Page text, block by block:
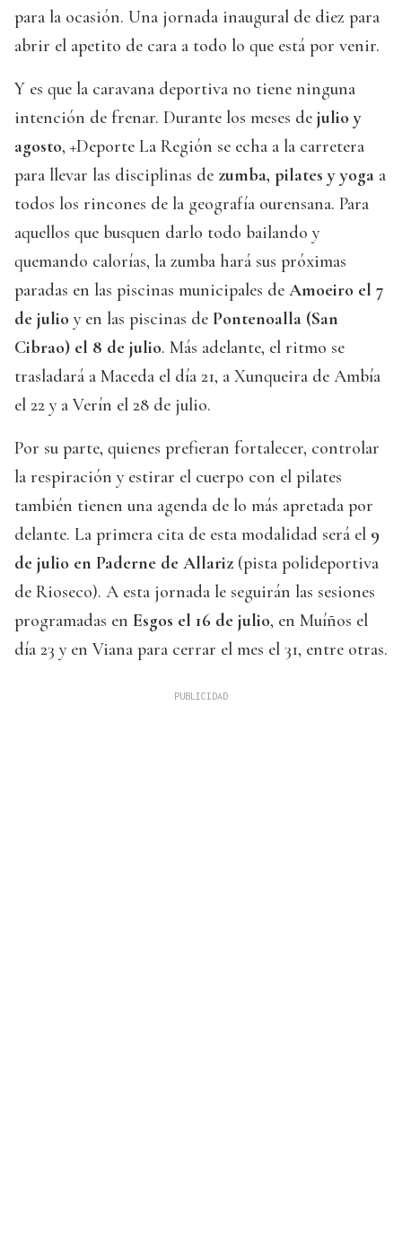
para la ocasión. Una jornada inaugural de diez para
abrir el apetito de cara a todo lo que está por venir.
Y es que la caravana deportiva no tiene ninguna
intención de frenar. Durante los meses de julio y
agosto, +Deporte La Región se echa a la carretera
para llevar las disciplinas de zumba, pilates y yoga a
todos los rincones de la geografía ourensana. Para
aquellos que busquen darlo todo bailando y
quemando calorías, la zumba hará sus próximas
paradas en las piscinas municipales de Amoeiro el 7
de julio y en las piscinas de Pontenoalla (San
Cibrao) el 8 de julio. Más adelante, el ritmo se
trasladará a Maceda el día 21, a Xunqueira de Ambía
el 22 y a Verín el 28 de julio.
Por su parte, quienes prefieran fortalecer, controlar
la respiración y estirar el cuerpo con el pilates
también tienen una agenda de lo más apretada por
delante. La primera cita de esta modalidad será el 9
de julio en Paderne de Allariz (pista polideportiva
de Rioseco). A esta jornada le seguirán las sesiones
programadas en Esgos el 16 de julio, en Muíños el
día 23 y en Viana para cerrar el mes el 31, entre otras.